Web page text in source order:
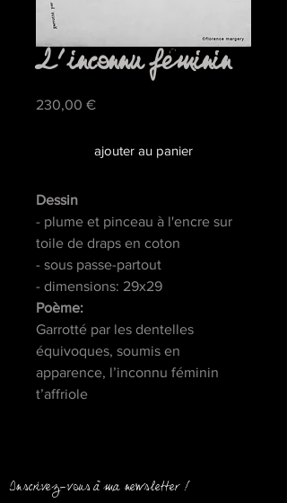
L'inconnu féminin
230,00 €Prix
ajouter au panier
Dessin
- plume et pinceau à l'encre sur
toile de draps en coton
- sous passe-partout
- dimensions: 29x29
Poème:
Garrotté par les dentelles
équivoques, soumis en
apparence, l’inconnu féminin
t’affriole
Inscrivez-vous à ma newsletter !